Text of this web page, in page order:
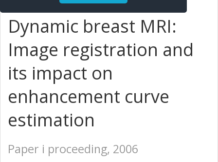
Dynamic breast MRI:
Image registration and
its impact on
enhancement curve
estimation
Paper i proceeding, 2006